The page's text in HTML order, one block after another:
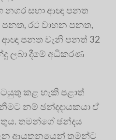
නගර සභා ආඥා පනත
රථ වාහන පනත,
පනත වැනි පනත් 32
ලබා දීමේ අධිකරණ
කළ හැකි පළාත්
නම් ඡන්දදායකයා ඒ
තමන්ගේ ඡන්දය
ආයතනයෙන් තමන්ට